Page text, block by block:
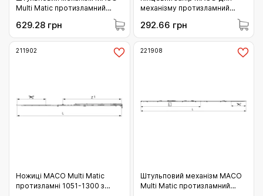
Multi Matic протизламний
цапфи 661-840 (206582)
629.28 грн
механізму протизламний
292.66 грн
211902
Ножиці МАСО Multi Matic
протизламні 1051-1300 з
221908
Штульповий механізм МАСО
Multi Matic протизламний